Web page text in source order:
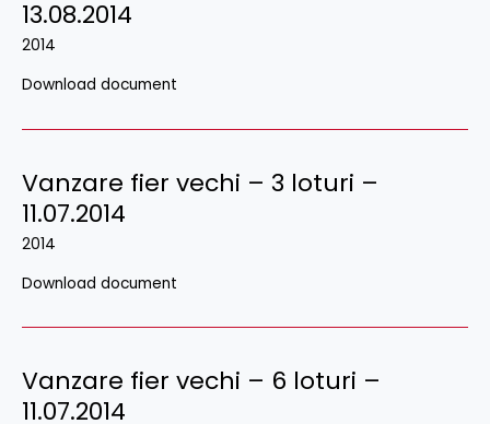
13.08.2014
2014
Download document
Vanzare fier vechi – 3 loturi –
11.07.2014
2014
Download document
Vanzare fier vechi – 6 loturi –
11.07.2014